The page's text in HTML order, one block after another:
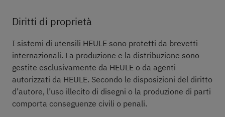
Diritti di proprietà
I sistemi di utensili HEULE sono protetti da brevetti
internazionali. La produzione e la distribuzione sono
gestite esclusivamente da HEULE o da agenti
autorizzati da HEULE. Secondo le disposizioni del diritto
d’autore, l’uso illecito di disegni o la produzione di parti
comporta conseguenze civili o penali.